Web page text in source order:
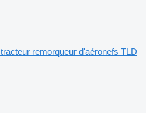
tracteur remorqueur d'aéronefs TLD